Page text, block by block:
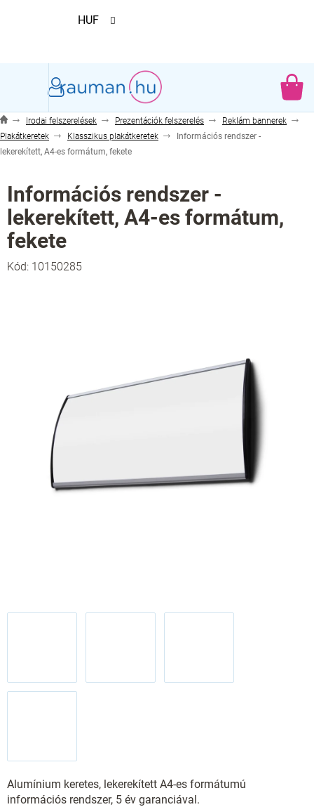
HUF
Irodai felszerelések Prezentációk felszerelés
Reklám bannerek
Plakátkeretek
Klasszikus plakátkeretek
Információs rendszer -
lekerekített, A4-es formátum, fekete
Információs rendszer -
lekerekített, A4-es formátum,
fekete
Kód: 10150285
Alumínium keretes, lekerekített A4-es formátumú
információs rendszer, 5 év garanciával.